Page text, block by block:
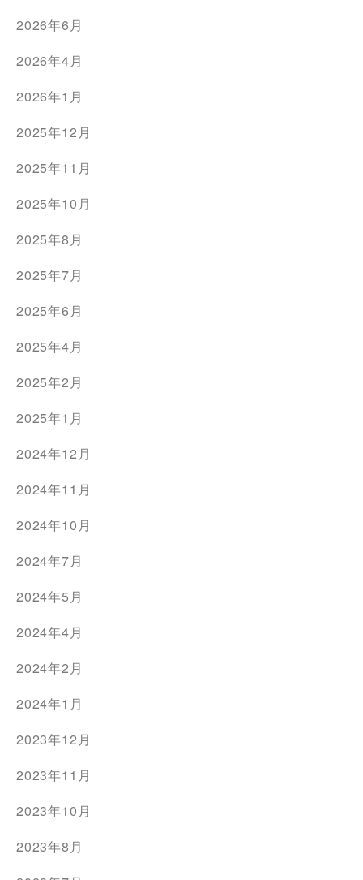
2026年6月
2026年4月
2026年1月
2025年12月
2025年11月
2025年10月
2025年8月
2025年7月
2025年6月
2025年4月
2025年2月
2025年1月
2024年12月
2024年11月
2024年10月
2024年7月
2024年5月
2024年4月
2024年2月
2024年1月
2023年12月
2023年11月
2023年10月
2023年8月